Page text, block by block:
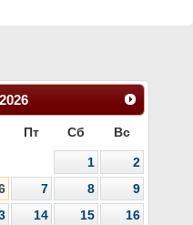
2026
Пт Сб Вс
1
2
7 8
9
14 15
16